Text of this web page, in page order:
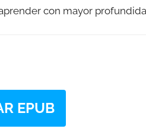
con mayor
EPUB